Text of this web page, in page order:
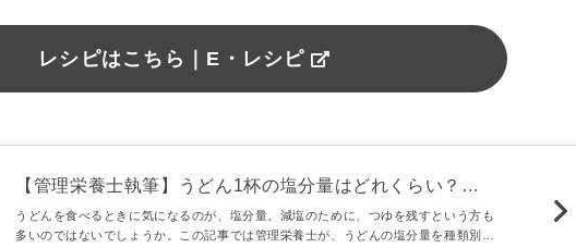
レシピはこちら｜E・レシピ
【管理栄養士執筆】うどん1杯の塩分量はどれくらい？無
理なく減塩する3つのコツ - macaroni
うどんを食べるときに気になるのが、塩分量。減塩のために、つゆを残すという方も
多いのではないでしょうか。この記事では管理栄養士が、うどんの塩分量を種類別に